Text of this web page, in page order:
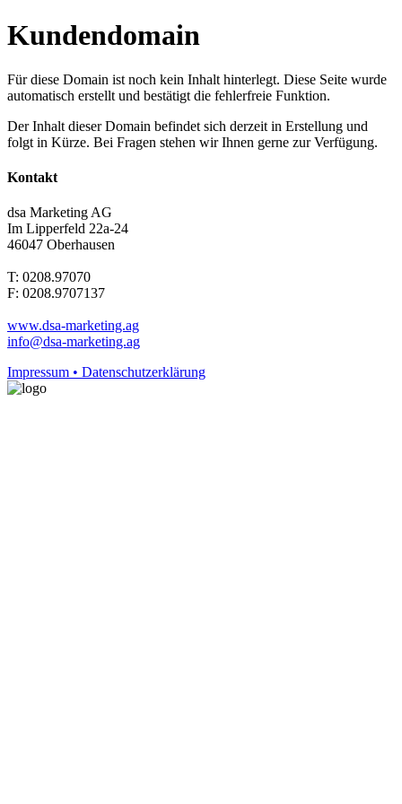
Kundendomain
Für diese Domain ist noch kein Inhalt hinterlegt. Diese Seite wurde
automatisch erstellt und bestätigt die fehlerfreie Funktion.
Der Inhalt dieser Domain befindet sich derzeit in Erstellung und
folgt in Kürze. Bei Fragen stehen wir Ihnen gerne zur Verfügung.
Kontakt
dsa Marketing AG
Im Lipperfeld 22a-24
46047 Oberhausen
T: 0208.97070
F: 0208.9707137
www.dsa-marketing.ag
info@dsa-marketing.ag
Impressum • Datenschutzerklärung